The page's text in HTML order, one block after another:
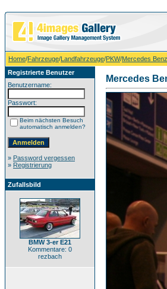
Home/Fahrzeuge/Landfahrzeuge/PKW/Mercedes Benz
Registrierte Benutzer
Benutzername:
Passwort:
Beim nächsten Besuch
automatisch anmelden?
» Password vergessen
» Registrierung
Zufallsbild
BMW 3-er E21
Kommentare: 0
rezbach
Mercedes